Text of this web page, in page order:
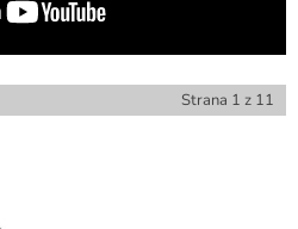
Strana 1 z 11